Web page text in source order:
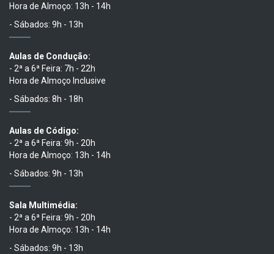
Hora de Almoço: 13h - 14h
- Sábados: 9h - 13h
Aulas de Condução:
- 2ª a 6ª Feira: 7h - 22h
Hora de Almoço Inclusive
- Sábados: 8h - 18h
Aulas de Código:
- 2ª a 6ª Feira: 9h - 20h
Hora de Almoço: 13h - 14h
- Sábados: 9h - 13h
Sala Multimédia:
- 2ª a 6ª Feira: 9h - 20h
Hora de Almoço: 13h - 14h
- Sábados: 9h - 13h